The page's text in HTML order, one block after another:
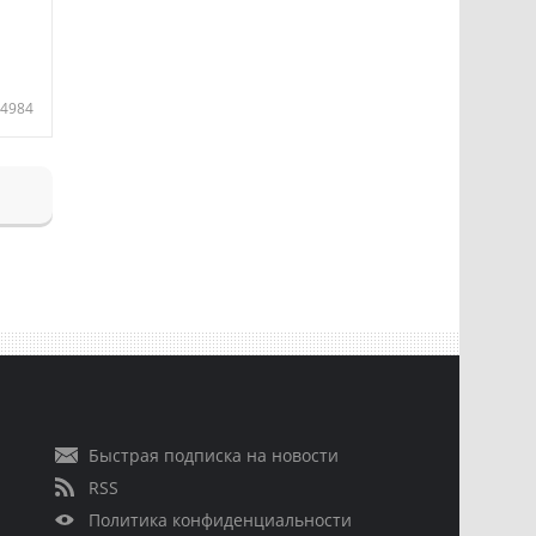
4984
Быстрая подписка на новости
RSS
Политика конфиденциальности